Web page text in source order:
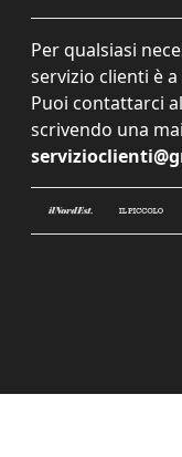
Per qualsiasi
servizio clienti è
Puoi contattarci
scrivendo una